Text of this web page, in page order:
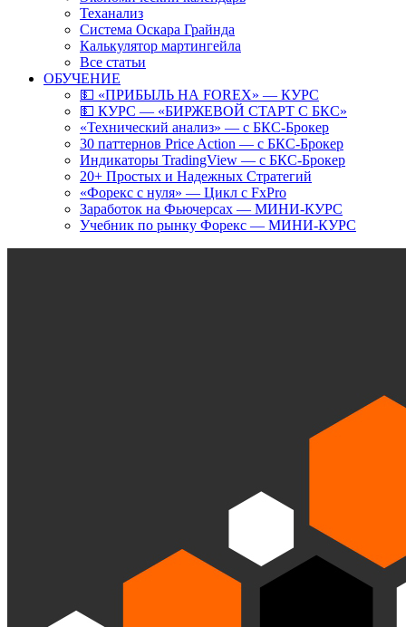
Теханализ
Система Оскара Грайнда
Калькулятор мартингейла
Все статьи
ОБУЧЕНИЕ
💵 «ПРИБЫЛЬ НА FOREX» — КУРС
💵 КУРС — «БИРЖЕВОЙ СТАРТ С БКС»
«Технический анализ» — с БКС-Брокер
30 паттернов Price Action — с БКС-Брокер
Индикаторы TradingView — с БКС-Брокер
20+ Простых и Надежных Стратегий
«Форекс с нуля» — Цикл с FxPro
Заработок на Фьючерсах — МИНИ-КУРС
Учебник по рынку Форекс — МИНИ-КУРС